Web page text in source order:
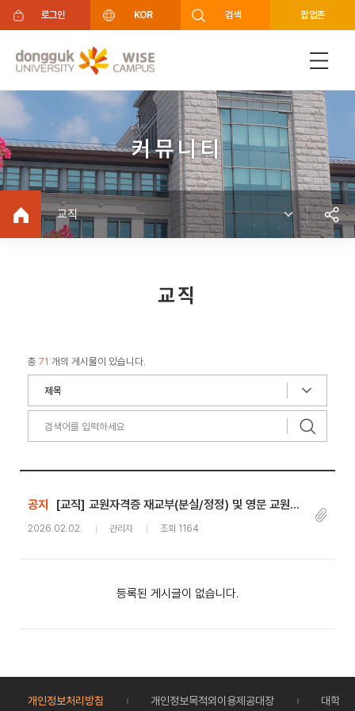
주메뉴 바로가기
푸터 바로가기
로그인 KOR 검색 팝업존
커뮤니티
교직
교직
총 71 개의 게시물이 있습니다.
공지 [교직] 교원자격증 재교부(분실/정정) 및 영문 교원자격증 교부 신청
2026.02.02. 관리자 조회 1164
등록된 게시글이 없습니다.
개인정보처리방침 개인정보목적외이용제공대장 대학정